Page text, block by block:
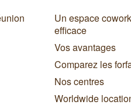
Un espace
efficace
Vos avantages
Comparez les
Nos centres
Worldwide